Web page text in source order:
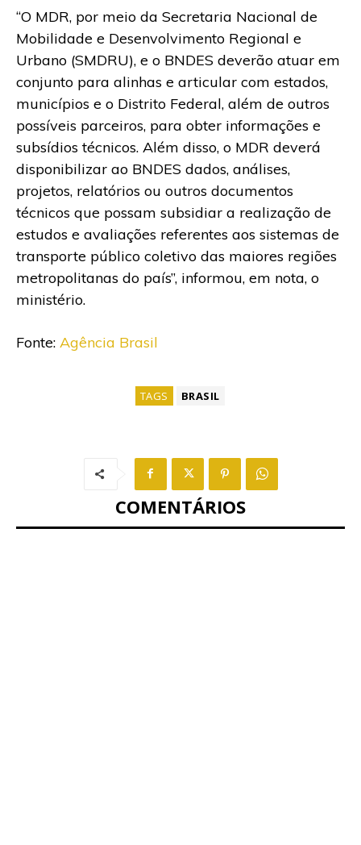
“O MDR, por meio da Secretaria Nacional de
Mobilidade e Desenvolvimento Regional e
Urbano (SMDRU), e o BNDES deverão atuar em
conjunto para alinhas e articular com estados,
municípios e o Distrito Federal, além de outros
possíveis parceiros, para obter informações e
subsídios técnicos. Além disso, o MDR deverá
disponibilizar ao BNDES dados, análises,
projetos, relatórios ou outros documentos
técnicos que possam subsidiar a realização de
estudos e avaliações referentes aos sistemas de
transporte público coletivo das maiores regiões
metropolitanas do país”, informou, em nota, o
ministério.
Fonte: Agência Brasil
TAGS BRASIL
COMENTÁRIOS